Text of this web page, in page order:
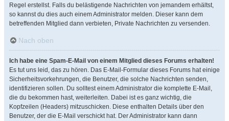
Regel erstellst. Falls du belästigende Nachrichten von jemandem erhältst,
so kannst du dies auch einem Administrator melden. Dieser kann dem
betreffenden Mitglied dann verbieten, Private Nachrichten zu versenden.
Nach oben
Ich habe eine Spam-E-Mail von einem Mitglied dieses Forums erhalten!
Es tut uns leid, das zu hören. Das E-Mail-Formular dieses Forums hat einige
Sicherheitsvorkehrungen, die Benutzer, die solche Nachrichten senden,
identifizieren sollen. Du solltest einem Administrator die komplette E-Mail,
die du bekommen hast, weiterleiten. Dabei ist es ganz wichtig, die
Kopfzeilen (Headers) mitzuschicken. Diese enthalten Details über den
Benutzer, der die E-Mail verschickt hat. Der Administrator kann dann